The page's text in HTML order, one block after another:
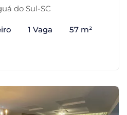
do Sul-SC
1 Vaga 57 m²